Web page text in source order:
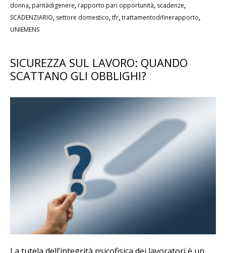
donna, paritàdigenere, rapporto pari opportunità, scadenze,
SCADENZIARIO, settore domestico,tfr,trattamentodifinerapporto,
UNIEMENS
SICUREZZA SUL LAVORO: QUANDO
SCATTANO GLI OBBLIGHI?